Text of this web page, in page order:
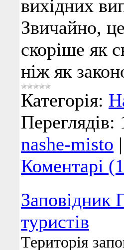
вихідних
Звичайно,
скоріше як
ніж як
Категорія:
Переглядів:
nashe-misto
Коментарі
Заповідник
туристів
Територія